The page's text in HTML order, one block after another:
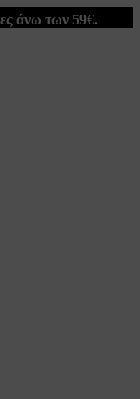
άνω των 59€.